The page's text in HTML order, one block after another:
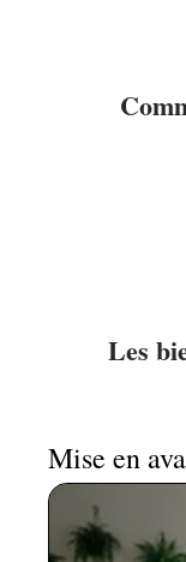
Les
Mise en